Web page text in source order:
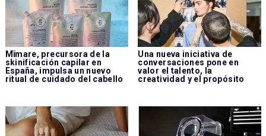
Mïmare, precursora de la
skinificación capilar en
España, impulsa un nuevo
ritual de cuidado del cabello
Una nueva iniciativa de
conversaciones pone en
valor el talento, la
creatividad y el propósito